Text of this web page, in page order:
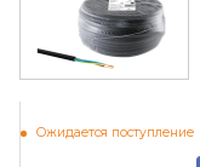
Ожидается поступление